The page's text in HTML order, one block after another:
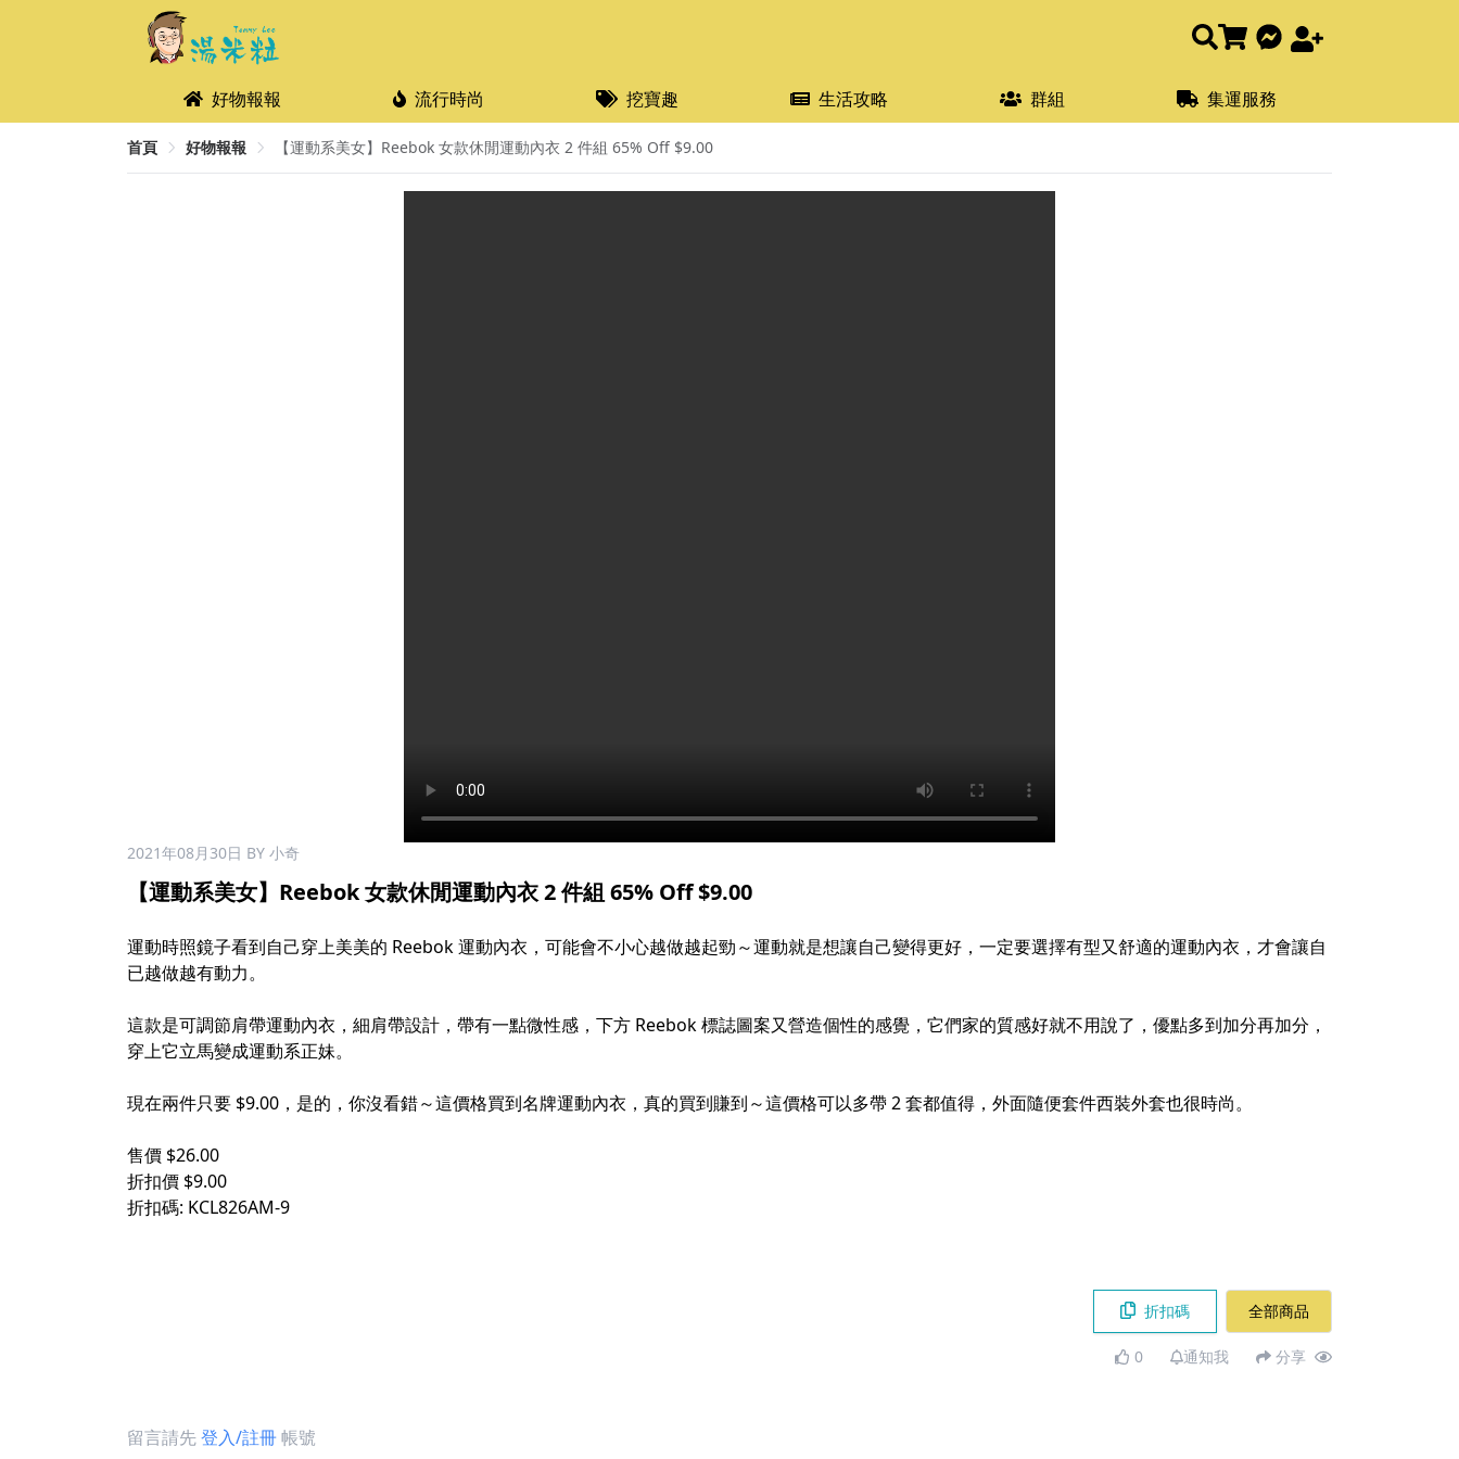
好物報報 流行時尚 挖寶趣 生活攻略 群組 集運服務
首頁 好物報報 【運動系美女】Reebok 女款休閒運動內衣 2 件組 65% Off $9.00
2021年08月30日 BY 小奇
【運動系美女】Reebok 女款休閒運動內衣 2 件組 65% Off $9.00
運動時照鏡子看到自己穿上美美的 Reebok 運動內衣，可能會不小心越做越起勁～運動就是想讓自己變得更好，一定要選擇有型又舒適的運動內衣，才會讓自
已越做越有動力。
這款是可調節肩帶運動內衣，細肩帶設計，帶有一點微性感，下方 Reebok 標誌圖案又營造個性的感覺，它們家的質感好就不用說了，優點多到加分再加分，
穿上它立馬變成運動系正妹。
現在兩件只要 $9.00，是的，你沒看錯～這價格買到名牌運動內衣，真的買到賺到～這價格可以多帶 2 套都值得，外面隨便套件西裝外套也很時尚。
售價 $26.00
折扣價 $9.00
折扣碼: KCL826AM-9
折扣碼 全部商品
0 通知我 分享
留言請先登入/註冊帳號